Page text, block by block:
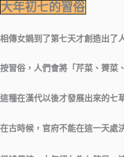
大年初七的習俗
相傳女媧到了第七天才創造出了
按習俗，人們會將「芹菜、薺菜
這種在漢代以後才發展出來的七
在古時候，官府不能在這一天處